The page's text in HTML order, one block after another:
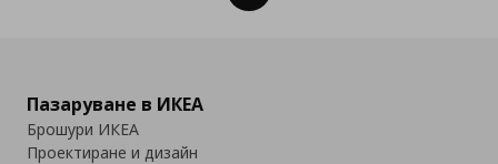
Пазаруване в ИКЕА
Брошури ИКЕА
Проектиране и дизайн